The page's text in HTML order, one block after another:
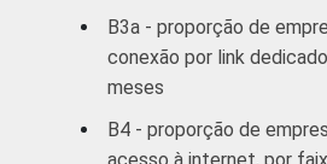
Atividades
imobiliárias;
atividades
e
B3a - proporção de
conexão por link
meses
B4 - proporção de